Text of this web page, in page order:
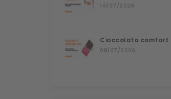
14/07/2026
Cioccolato comfort
08/07/2026